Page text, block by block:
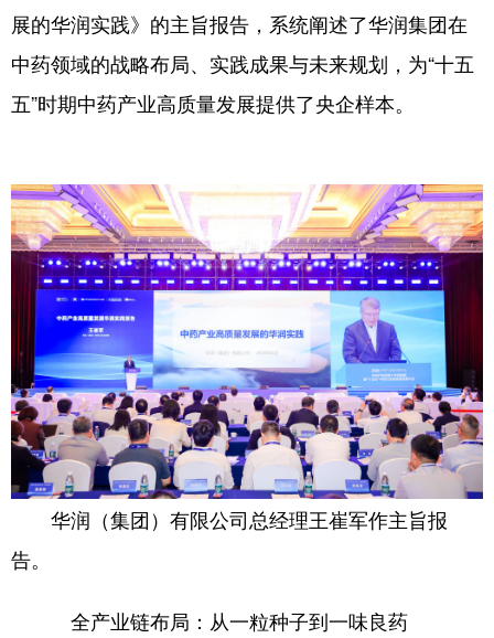
法律 中央文件 金融 汽车
食品 人居 信息化 数字经济
学术中国 乡村振兴 银龄 溯源中国
彩票 娱乐 时尚 悦读
公益 一带一路 亚太网 上市公司
文化产业
地方频道
北京 天津 河北 山西
辽宁 吉林 上海 江苏
浙江 安徽 福建 江西
广东 广西 海南 重庆
展的华润实践》的主旨报告，系统阐述了华润集团在
中药领域的战略布局、实践成果与未来规划，为“十五
五”时期中药产业高质量发展提供了央企样本。
华润（集团）有限公司总经理王崔军作主旨报
告。
全产业链布局：从一粒种子到一味良药